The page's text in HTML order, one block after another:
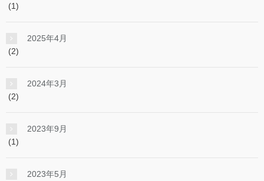
(1)
2025年4月
(2)
2024年3月
(2)
2023年9月
(1)
2023年5月